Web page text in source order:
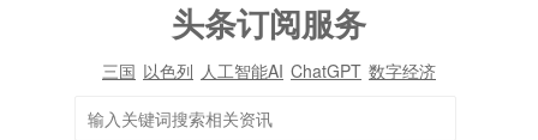
头条订阅服务
三国 以色列 人工智能AI ChatGPT 数字经济